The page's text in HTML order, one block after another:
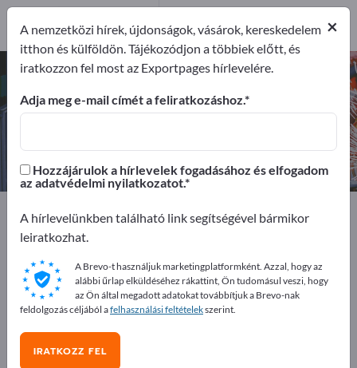
Csendes kompresszorok – gyártók
és beszállítók keresése
Gyártók2
Exportpages
Gépek és üzemek
Hidraulika és pneumatika
Kompresszorok
Hirdessen ingyen az Exportpages-
en!
Keresés – Ajánlatok – Használt áruk – Üzleti kapcsolatok
>> kezdje itt
×
A nemzetközi hírek, újdonságok, vásárok, kereskedelem
itthon és külföldön. Tájékozódjon a többiek előtt, és
iratkozzon fel most az Exportpages hírlevelére.
Adja meg e-mail címét a feliratkozáshoz.
Hozzájárulok a hírlevelek fogadásához és elfogadom
az adatvédelmi nyilatkozatot.
A hírlevelünkben található link segítségével bármikor
leiratkozhat.
A Brevo-t használjuk marketingplatformként. Azzal, hogy az
alábbi űrlap elküldéséhez rákattint, Ön tudomásul veszi, hogy
az Ön által megadott adatokat továbbítjuk a Brevo-nak
feldolgozás céljából afelhasználási feltételekszerint.
IRATKOZZ FEL